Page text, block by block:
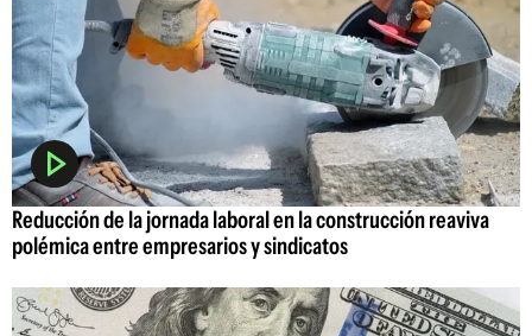
Reducción de la jornada laboral en la construcción reaviva
polémica entre empresarios y sindicatos